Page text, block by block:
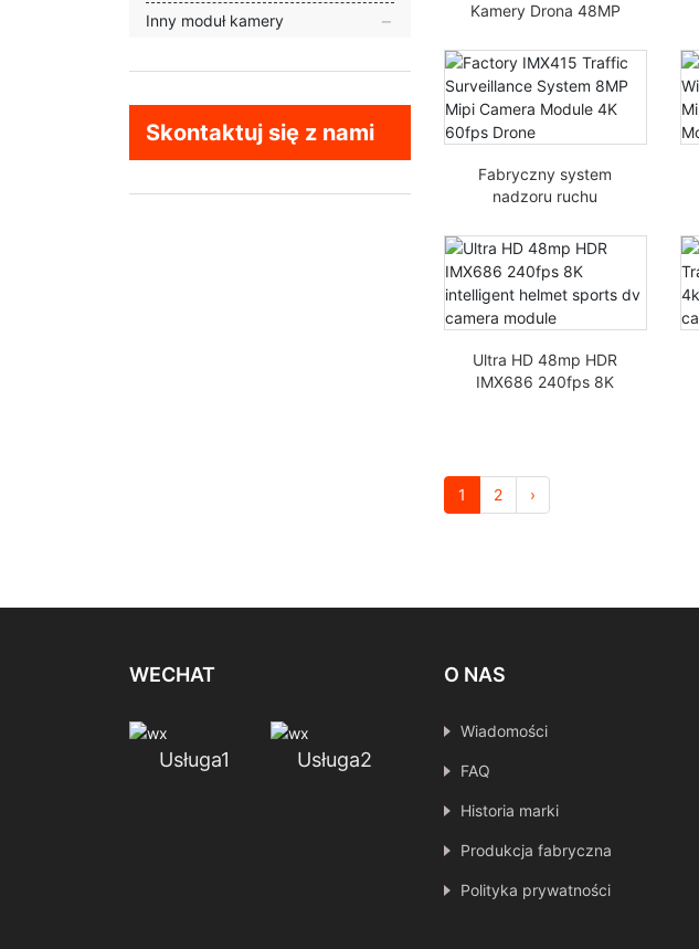
Inny moduł kamery
Skontaktuj się z nami
Kamery Drona 48MP
480fps Szerokokątny
Wysoka Klatka MIPI
Fabryczny system
nadzoru ruchu
Mipi 4K 60fps
Ultra HD 48mp HDR
IMX686 240fps 8K
1 2 ›
WECHAT
Usługa1 Usługa2
O NAS
Wiadomości
FAQ
Historia marki
Produkcja fabryczna
Polityka prywatności